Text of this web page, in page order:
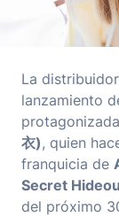
La
lanzamiento
衣), quien
franquicia de
Secret
del próximo